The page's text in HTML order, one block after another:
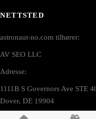
NETTSTED
astronaut-no.com tilhører:
AV SEO LLC
Adresse:
1111B S Governors Ave STE
Dover, DE 19904
USA